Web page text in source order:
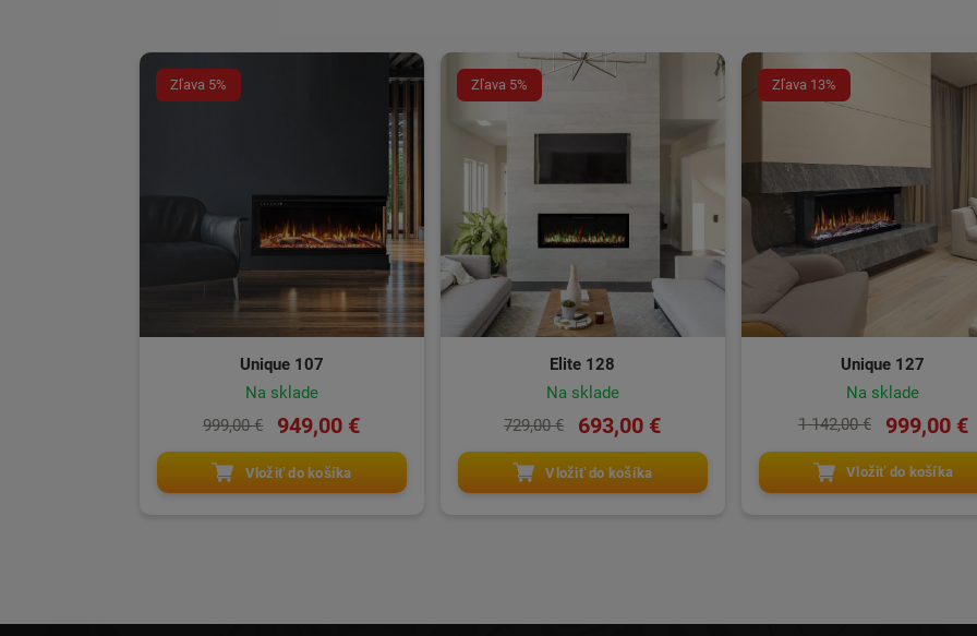
Zľava 5%
Unique 107
Na sklade
999,00 €
949,00 €
Vložiť do košíka
Zľava 5%
Elite 128
Na sklade
729,00 €
693,00 €
Vložiť do košíka
Zľava 13%
Unique 127
Na sklade
1 142,00 €
999,00 €
Vložiť do košíka